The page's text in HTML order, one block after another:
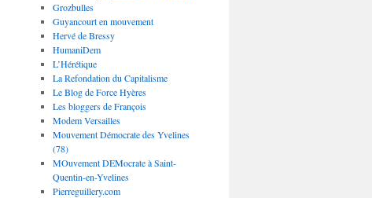
Grozbulles
Guyancourt en mouvement
Hervé de Bressy
HumaniDem
L’Hérétique
La Refondation du Capitalisme
Le Blog de Force Hyères
Les bloggers de François
Modem Versailles
Mouvement Démocrate des Yvelines
(78)
MOuvement DEMocrate à Saint-
Quentin-en-Yvelines
Pierreguillery.com